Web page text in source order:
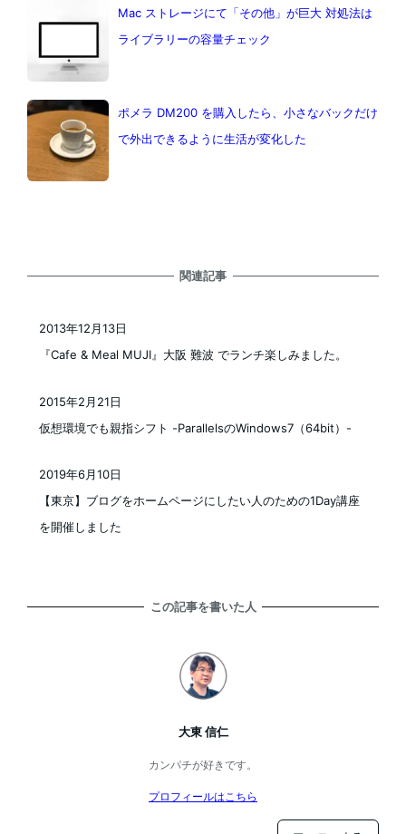
Mac ストレージにて「その他」が巨大 対処法は
ライブラリーの容量チェック
ポメラ DM200 を購入したら、小さなバックだけ
で外出できるように生活が変化した
関連記事
『Cafe & Meal MUJI』大阪 難波 でランチ楽しみました。
2013年12月13日
仮想環境でも親指シフト -ParallelsのWindows7（64bit）-
投稿日
2015年2月21日
【東京】ブログをホームページにしたい人のための1Day講座
を開催しました
2019年6月10日
この記事を書いた人
大東 信仁
カンパチが好きです。
プロフィールはこちら